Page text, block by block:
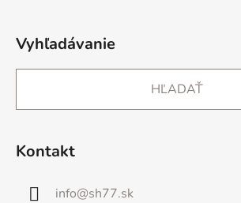
Vyhľadávanie
HĽADAŤ
Kontakt
info@sh77.sk